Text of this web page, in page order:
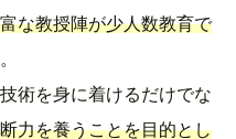
な教授陣が少人数教育で
術を身に着けるだけでな
力を養うことを目的とし